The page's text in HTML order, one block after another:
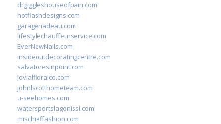
drgiggleshouseofpain.com
hotflashdesigns.com
garagenadeau.com
lifestylechauffeurservice.com
EverNewNails.com
insideoutdecoratingcentre.com
salvatoresinpoint.com
jovialfloralco.com
johnlscotthometeam.com
u-seehomes.com
watersportslagonissi.com
mischieffashion.com